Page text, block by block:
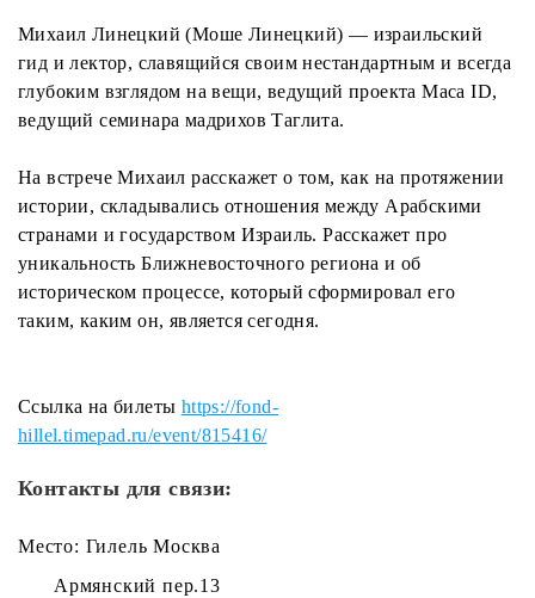
Михаил Линецкий (Моше Линецкий) — израильский
гид и лектор, славящийся своим нестандартным и всегда
глубоким взглядом на вещи, ведущий проекта Маса ID,
ведущий семинара мадрихов Таглита.
На встрече Михаил расскажет о том, как на протяжении
истории, складывались отношения между Арабскими
странами и государством Израиль. Расскажет про
уникальность Ближневосточного региона и об
историческом процессе, который сформировал его
таким, каким он, является сегодня.
Ссылка на билеты https://fond-
hillel.timepad.ru/event/815416/
Контакты для связи:
Место: Гилель Москва
Армянский пер.13